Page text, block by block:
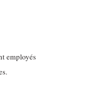
employés